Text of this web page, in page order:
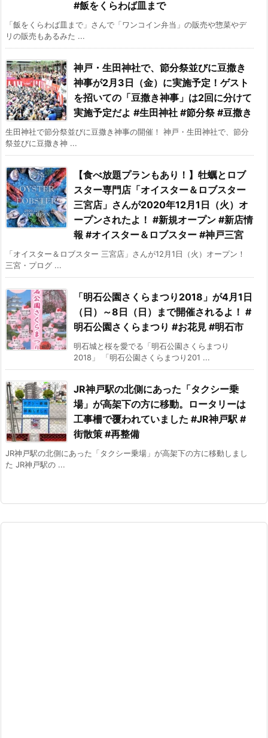
#飯をくらわば皿まで
「飯をくらわば皿まで」さんで「ワンコイン弁当」の販売や惣菜やデ
リの販売もあるみた ...
神戸・生田神社で、節分祭並びに豆撒き
神事が2月3日（金）に実施予定！ゲスト
を招いての「豆撒き神事」は2回に分けて
実施予定だよ #生田神社 #節分祭 #豆撒き
生田神社で節分祭並びに豆撒き神事の開催！ 神戸・生田神社で、節分
祭並びに豆撒き神 ...
【食べ放題プランもあり！】牡蠣とロブ
スター専門店「オイスター＆ロブスター
三宮店」さんが2020年12月1日（火）オ
ープンされたよ！ #新規オープン #新店情
報 #オイスター＆ロブスター #神戸三宮
「オイスター＆ロブスター 三宮店」さんが12月1日（火）オープン！
三宮・プログ ...
「明石公園さくらまつり2018」が4月1日
（日）～8日（日）まで開催されるよ！ #
明石公園さくらまつり #お花見 #明石市
明石城と桜を愛でる「明石公園さくらまつり
2018」 「明石公園さくらまつり201 ...
JR神戸駅の北側にあった「タクシー乗
場」が高架下の方に移動。ロータリーは
工事柵で覆われていました #JR神戸駅 #
街散策 #再整備
JR神戸駅の北側にあった「タクシー乗場」が高架下の方に移動しまし
た JR神戸駅の ...